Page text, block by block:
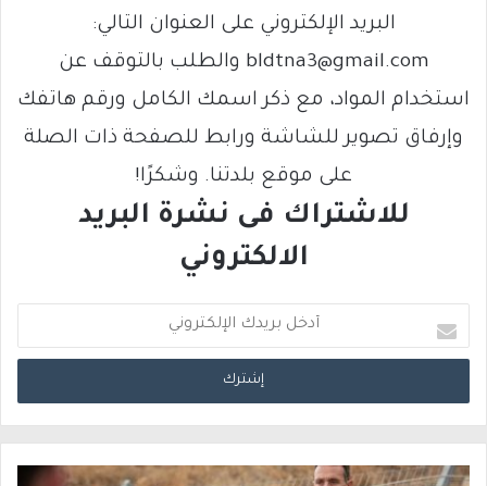
البريد الإلكتروني على العنوان التالي:
bldtna3@gmail.com والطلب بالتوقف عن
استخدام المواد، مع ذكر اسمك الكامل ورقم هاتفك
وإرفاق تصوير للشاشة ورابط للصفحة ذات الصلة
على موقع بلدتنا. وشكرًا!
للاشتراك فى نشرة البريد
الالكتروني
د
خ
ب